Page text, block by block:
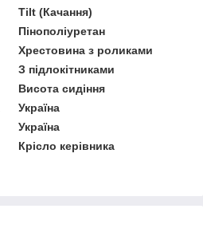
Tilt (Качання)
Пінополіуретан
Хрестовина з роликами
З підлокітниками
Висота сидіння
Україна
Україна
Крісло керівника